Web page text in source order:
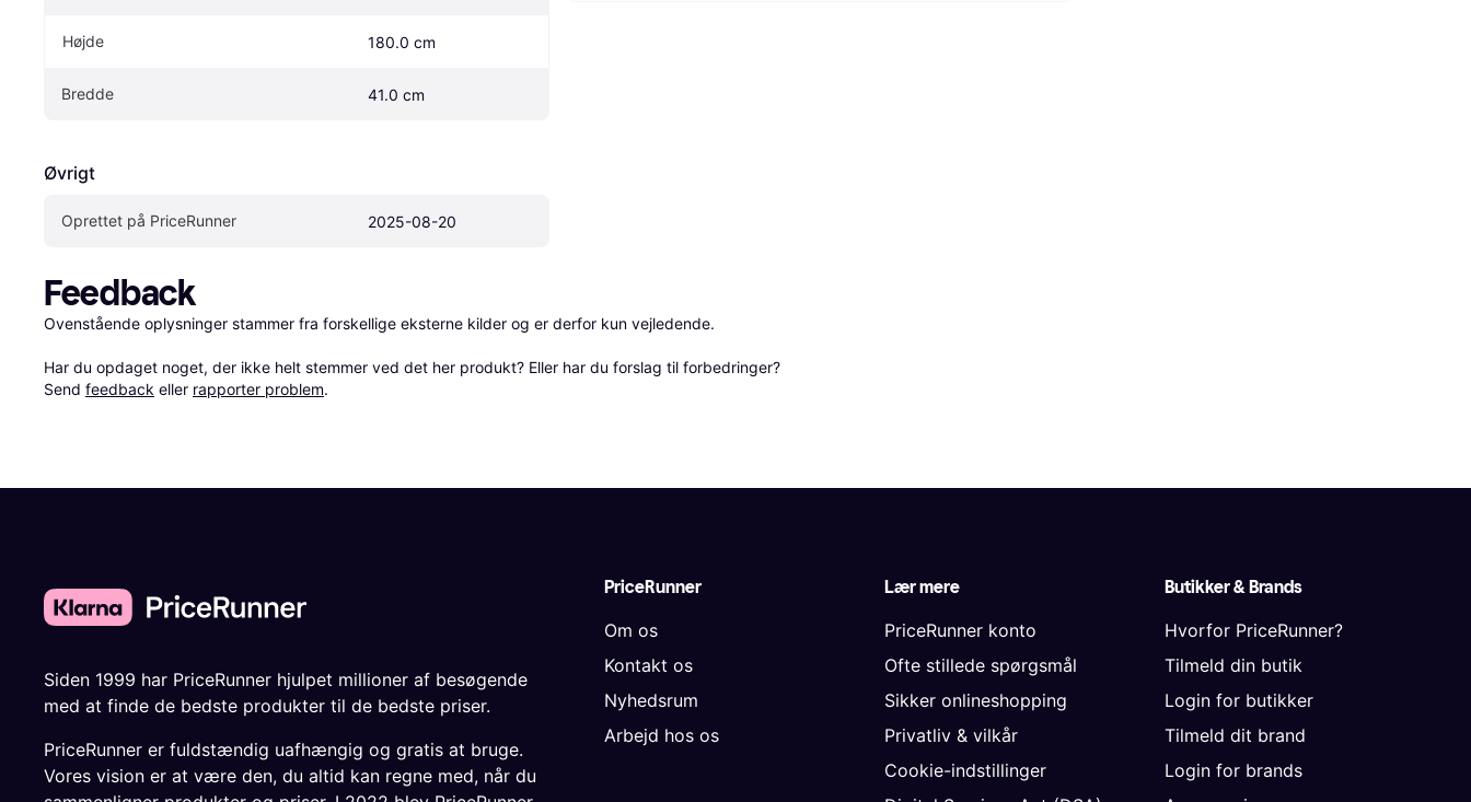
Højde 180.0 cm
Bredde 41.0 cm
Øvrigt
Oprettet på PriceRunner 2025-08-20
Feedback
Ovenstående oplysninger stammer fra forskellige eksterne kilder og er derfor kun vejledende.
Har du opdaget noget, der ikke helt stemmer ved det her produkt? Eller har du forslag til forbedringer?
Send feedback eller rapporter problem.
PriceRunner
Om os
Kontakt os
Nyhedsrum
Arbejd hos os
Lær mere
PriceRunner konto
Ofte stillede spørgsmål
Sikker onlineshopping
Privatliv & vilkår
Cookie-indstillinger
Butikker & Brands
Hvorfor PriceRunner?
Tilmeld din butik
Login for butikker
Tilmeld dit brand
Login for brands
Siden 1999 har PriceRunner hjulpet millioner af besøgende
med at finde de bedste produkter til de bedste priser.
PriceRunner er fuldstændig uafhængig og gratis at bruge.
Vores vision er at være den, du altid kan regne med, når du